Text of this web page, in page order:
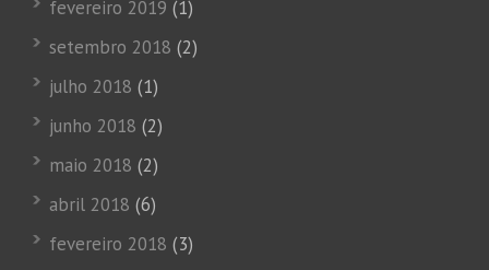
fevereiro 2019 (1)
setembro 2018 (2)
julho 2018 (1)
junho 2018 (2)
maio 2018 (2)
abril 2018 (6)
fevereiro 2018 (3)